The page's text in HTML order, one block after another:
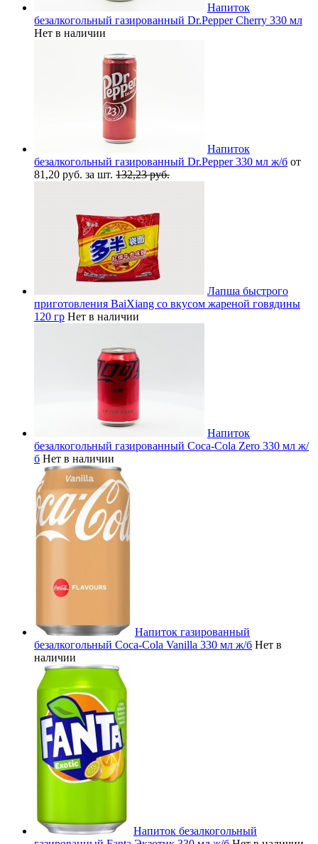
Напиток
безалкогольный газированный Dr.Pepper Cherry 330 мл
Нет в наличии
Напиток
безалкогольный газированный Dr.Pepper 330 мл ж/б от
81,20 руб. за шт. 132,23 руб.
Лапша быстрого
приготовления BaiXiang со вкусом жареной говядины
120 гр Нет в наличии
Напиток
безалкогольный газированный Coca-Cola Zero 330 мл ж/
б Нет в наличии
Напиток газированный
безалкогольный Coca-Cola Vanilla 330 мл ж/б Нет в
наличии
Напиток безалкогольный